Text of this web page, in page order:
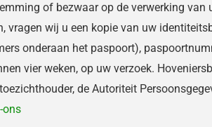
of bezwaar op de verwerking
vragen wij u een kopie van uw
onderaan het paspoort),
vier weken, op uw verzoek.
de Autoriteit
ons